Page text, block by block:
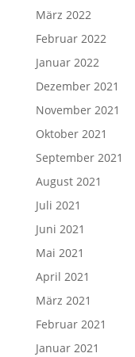
März 2022
Februar 2022
Januar 2022
Dezember 2021
November 2021
Oktober 2021
September 2021
August 2021
Juli 2021
Juni 2021
Mai 2021
April 2021
März 2021
Februar 2021
Januar 2021